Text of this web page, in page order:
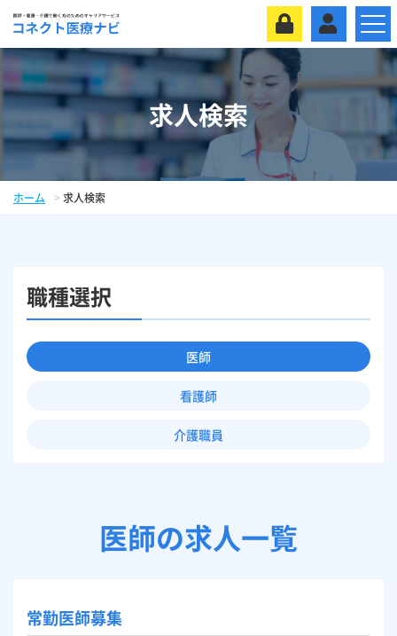
求人検索
ホーム 求人検索
職種選択
医師
看護師
介護職員
医師の求人一覧
常勤医師募集